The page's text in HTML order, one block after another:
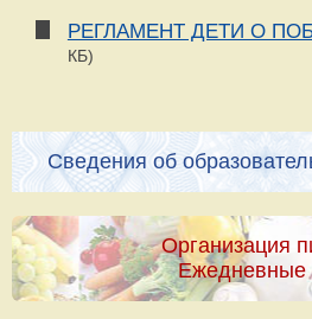
РЕГЛАМЕНТ ДЕТИ О
КБ)
Сведения об
Организация